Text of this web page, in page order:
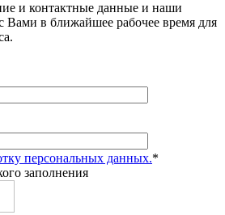
и контактные данные и наши
Вами в ближайшее рабочее время для
персональных данных.*
заполнения